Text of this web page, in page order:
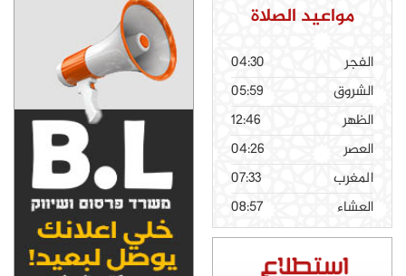
مواعيد الصلاة
الفجر
04:30
الشروق
05:59
الظهر
12:46
العصر
04:26
المغرب
07:33
العشاء
08:57